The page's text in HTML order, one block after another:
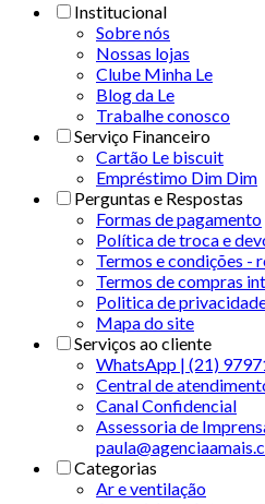
Institucional
Sobre nós
Nossas lojas
Clube Minha Le
Blog da Le
Trabalhe conosco
Serviço Financeiro
Cartão Le biscuit
Empréstimo Dim Dim
Perguntas e Respostas
Formas de pagamento
Política de troca e
Termos e condições -
Termos de compras
Politica de
Mapa do site
Serviços ao cliente
WhatsApp | (21)
Central de
Canal Confidencial
Assessoria de
Categorias
Ar e ventilação